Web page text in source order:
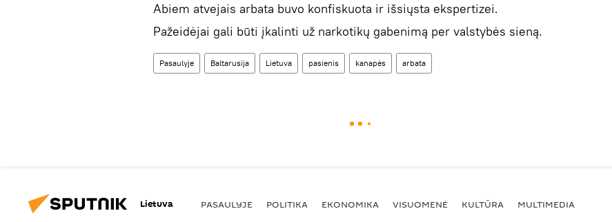
Abiem atvejais arbata buvo konfiskuota ir išsiųsta ekspertizei.
Pažeidėjai gali būti įkalinti už narkotikų gabenimą per valstybės sieną.
Pasaulyje Baltarusija Lietuva pasienis kanapės arbata
Lietuva PASAULYJE POLITIKA EKONOMIKA VISUOMENĖ KULTŪRA MULTIMEDIA